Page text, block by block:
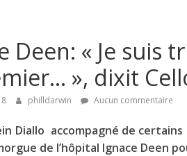
Deen: « Je suis
», dixit
philldarwin Aucun commentaire
Diallo accompagné de
de l’hôpital Ignace Deen